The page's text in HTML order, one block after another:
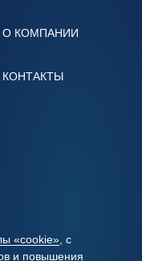
«cookie» , с
и повышения
КОНТАКТЫ
О КОМПАНИИ